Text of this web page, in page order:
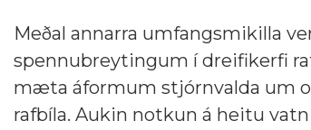
Meðal annarra umfangsmikilla
spennubreytingum í dreifikerfi
mæta áformum stjórnvalda um
rafbíla. Aukin notkun á heitu